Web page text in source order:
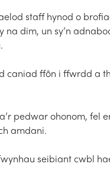
staff hynod o
dim, un sy’n
ffôn i ffwrdd a
pedwar ohonom, fel
amdani.
seibiant cwbl